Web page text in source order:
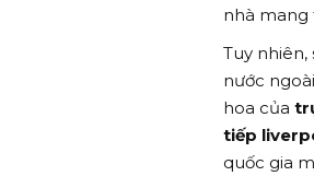
nhà mang
Tuy
nước
hoa của
tiếp
quốc gia